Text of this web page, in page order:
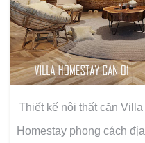
Thiết kế nội thất căn Villa
Homestay phong cách địa